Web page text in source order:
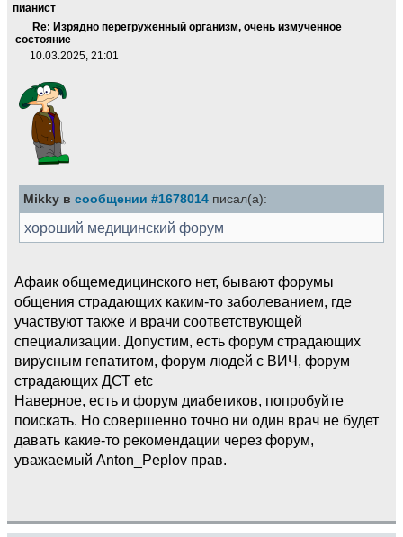
пианист
Re: Изрядно перегруженный организм, очень измученное
состояние
10.03.2025, 21:01
Mikky в сообщении #1678014 писал(а):
хороший медицинский форум
Афаик общемедицинского нет, бывают форумы
общения страдающих каким-то заболеванием, где
участвуют также и врачи соответствующей
специализации. Допустим, есть форум страдающих
вирусным гепатитом, форум людей с ВИЧ, форум
страдающих ДСТ etc
Наверное, есть и форум диабетиков, попробуйте
поискать. Но совершенно точно ни один врач не будет
давать какие-то рекомендации через форум,
уважаемый Anton_Peplov прав.